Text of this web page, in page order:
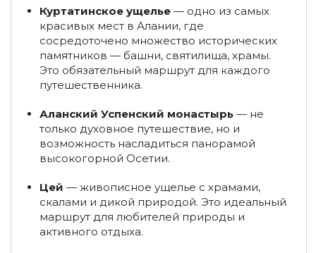
Туры по России из Санкт-Петербурга
Туры из Екатеринбурга Туры из Владимира
Экскурсии в Якутске
Экскурсии на Кольский полуостров
Экскурсии в Мурманске и области
Туры с экскурсиями в Мурманск и область зимой
Туры с экскурсиями в Мурманск и область летом
Куртатинское ущелье — одно из самых
красивых мест в Алании, где
сосредоточено множество исторических
памятников — башни, святилища, храмы.
Это обязательный маршрут для каждого
путешественника.
Аланский Успенский монастырь — не
только духовное путешествие, но и
возможность насладиться панорамой
высокогорной Осетии.
Цей — живописное ущелье с храмами,
скалами и дикой природой. Это идеальный
маршрут для любителей природы и
активного отдыха.